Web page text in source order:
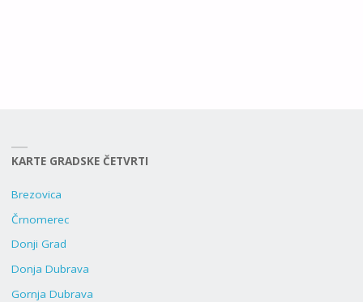
KARTE GRADSKE ČETVRTI
Brezovica
Črnomerec
Donji Grad
Donja Dubrava
Gornja Dubrava